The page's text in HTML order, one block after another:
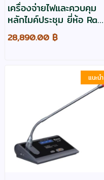
เครื่องจ่ายไฟและควบคุม
หลักไมค์ประชุม ยี่ห้อ Razr
รุ่น TC-200M
28,890.00 ฿
แนะนำ